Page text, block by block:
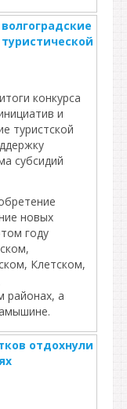
конкурса
и
туристской
субсидий
новых
году
Клетском,
районах, а
отдохнули